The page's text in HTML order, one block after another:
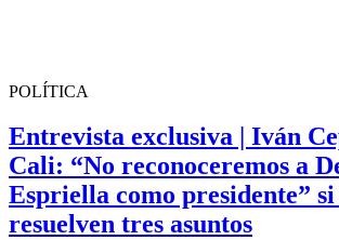
POLÍTICA
Entrevista exclusiva | Iván
Cali: “No reconoceremos a
Espriella como presidente” si
resuelven tres asuntos